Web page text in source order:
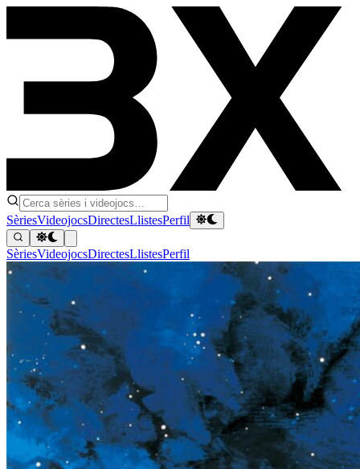
SèriesVideojocsDirectesLlistesPerfil
SèriesVideojocsDirectesLlistesPerfil